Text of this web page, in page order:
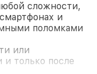
сложности,
и
поломками
или
и только после